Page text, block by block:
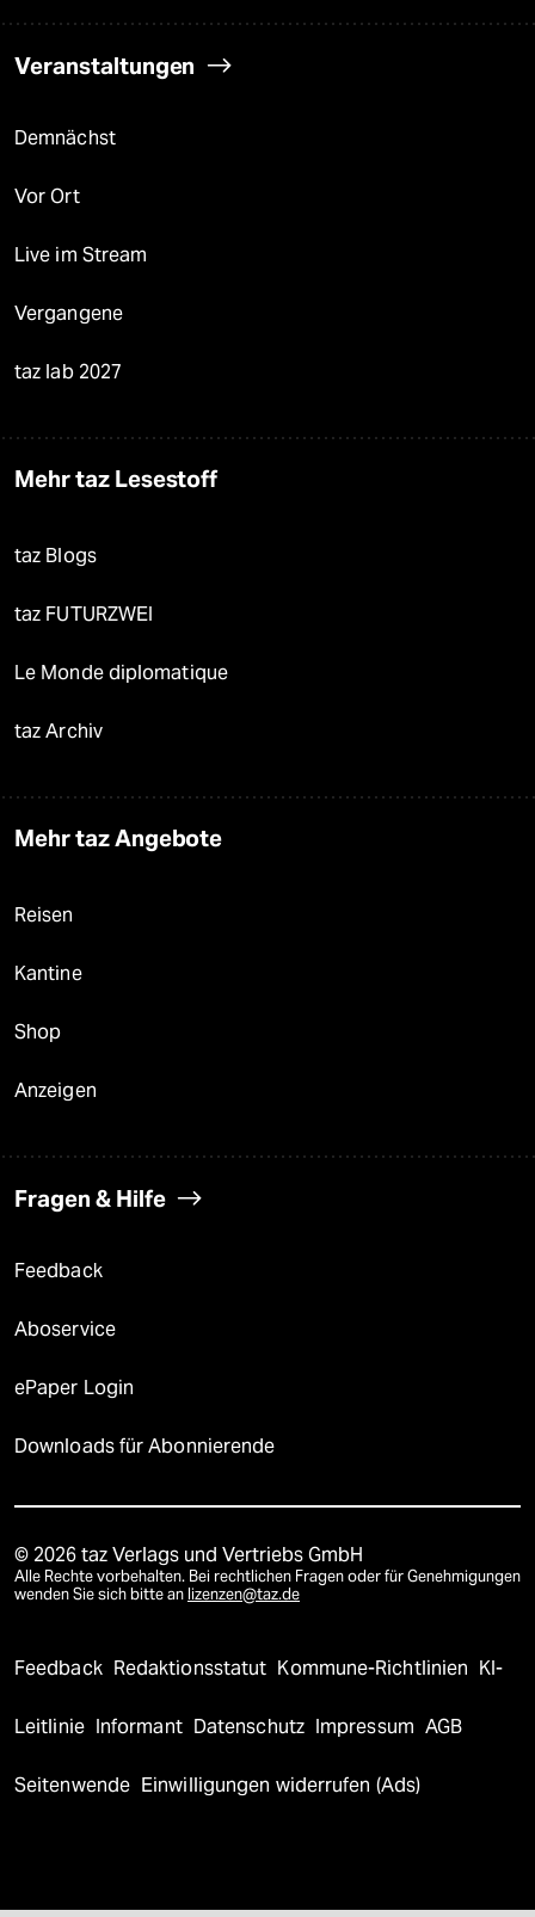
Veranstaltungen
Demnächst
Vor Ort
Live im Stream
Vergangene
taz lab 2027
Mehr taz Lesestoff
taz Blogs
taz FUTURZWEI
Le Monde diplomatique
taz Archiv
Mehr taz Angebote
Reisen
Kantine
Shop
Anzeigen
Fragen & Hilfe
Feedback
Aboservice
ePaper Login
Downloads für Abonnierende
© 2026 taz Verlags und Vertriebs GmbH
Alle Rechte vorbehalten. Bei rechtlichen Fragen oder für Genehmigungen
wenden Sie sich bitte an lizenzen@taz.de
Feedback Redaktionsstatut Kommune-Richtlinien KI-
Leitlinie Informant Datenschutz Impressum AGB
Seitenwende Einwilligungen widerrufen (Ads)